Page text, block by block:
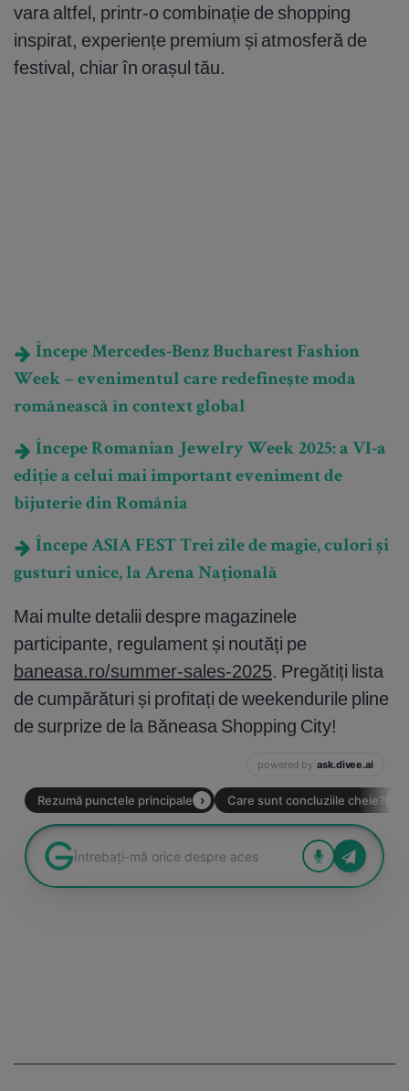
vara altfel, printr-o combinație de shopping
inspirat, experiențe premium și atmosferă de
festival, chiar în orașul tău.
Începe Mercedes-Benz Bucharest Fashion
Week – evenimentul care redefineşte moda
românească în context global
Începe Romanian Jewelry Week 2025: a VI-a
ediție a celui mai important eveniment de
bijuterie din România
Începe ASIA FEST Trei zile de magie, culori și
gusturi unice, la Arena Națională
Mai multe detalii despre magazinele
participante, regulament și noutăți pe
baneasa.ro/summer-sales-2025. Pregătiți lista
de cumpărături și profitați de weekendurile pline
de surprize de la Băneasa Shopping City!